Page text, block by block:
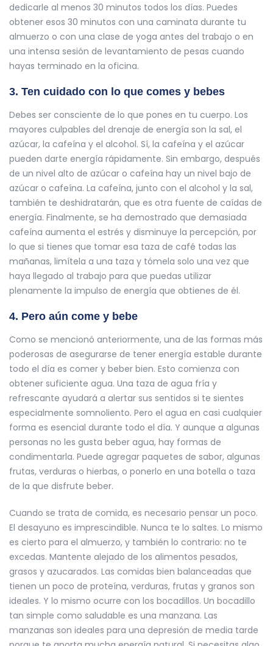
dedicarle al menos 30 minutos todos los días. Puedes
obtener esos 30 minutos con una caminata durante tu
almuerzo o con una clase de yoga antes del trabajo o en
una intensa sesión de levantamiento de pesas cuando
hayas terminado en la oficina.
3. Ten cuidado con lo que comes y bebes
Debes ser consciente de lo que pones en tu cuerpo. Los
mayores culpables del drenaje de energía son la sal, el
azúcar, la cafeína y el alcohol. Sí, la cafeína y el azúcar
pueden darte energía rápidamente. Sin embargo, después
de un nivel alto de azúcar o cafeína hay un nivel bajo de
azúcar o cafeína. La cafeína, junto con el alcohol y la sal,
también te deshidratarán, que es otra fuente de caídas de
energía. Finalmente, se ha demostrado que demasiada
cafeína aumenta el estrés y disminuye la percepción, por
lo que si tienes que tomar esa taza de café todas las
mañanas, limítela a una taza y tómela solo una vez que
haya llegado al trabajo para que puedas utilizar
plenamente la impulso de energía que obtienes de él.
4. Pero aún come y bebe
Como se mencionó anteriormente, una de las formas más
poderosas de asegurarse de tener energía estable durante
todo el día es comer y beber bien. Esto comienza con
obtener suficiente agua. Una taza de agua fría y
refrescante ayudará a alertar sus sentidos si te sientes
especialmente somnoliento. Pero el agua en casi cualquier
forma es esencial durante todo el día. Y aunque a algunas
personas no les gusta beber agua, hay formas de
condimentarla. Puede agregar paquetes de sabor, algunas
frutas, verduras o hierbas, o ponerlo en una botella o taza
de la que disfrute beber.
Cuando se trata de comida, es necesario pensar un poco.
El desayuno es imprescindible. Nunca te lo saltes. Lo mismo
es cierto para el almuerzo, y también lo contrario: no te
excedas. Mantente alejado de los alimentos pesados,
grasos y azucarados. Las comidas bien balanceadas que
tienen un poco de proteína, verduras, frutas y granos son
ideales. Y lo mismo ocurre con los bocadillos. Un bocadillo
tan simple como saludable es una manzana. Las
manzanas son ideales para una depresión de media tarde